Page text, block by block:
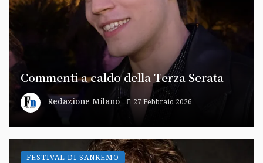
Commenti a caldo della Terza Serata
Redazione Milano 27 Febbraio 2026
FESTIVAL DI SANREMO